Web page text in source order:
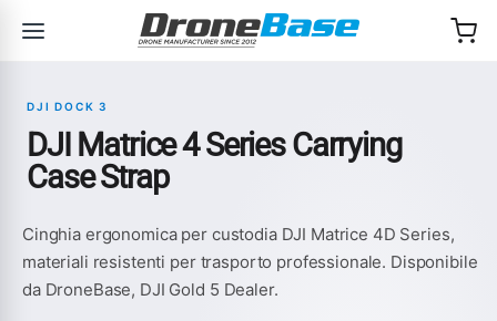
DJI DOCK 3
DJI Matrice 4 Series Carrying
Case Strap
Cinghia ergonomica per custodia DJI Matrice 4D Series,
materiali resistenti per trasporto professionale. Disponibile
da DroneBase, DJI Gold 5 Dealer.